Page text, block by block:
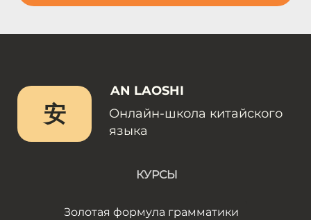
安
AN LAOSHI
Онлайн-школа китайского
языка
КУРСЫ
Золотая формула грамматики